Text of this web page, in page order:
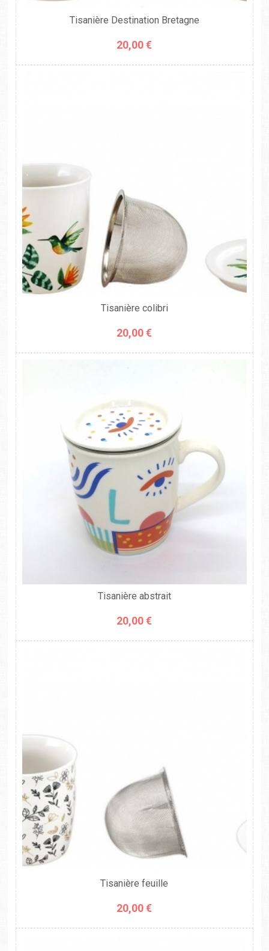
Tisanière Destination Bretagne
20,00 €
Tisanière colibri
20,00 €
Tisanière abstrait
20,00 €
Tisanière feuille
20,00 €